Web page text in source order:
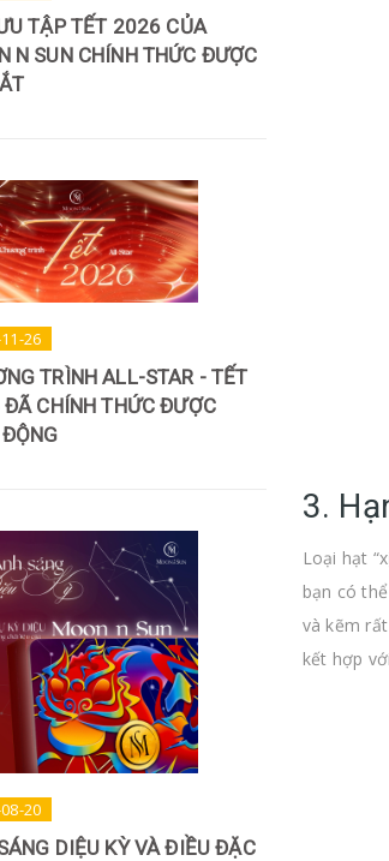
3.
Loại hạt
bạn có
và kẽm
kết hợp
TẬP TẾT 2026 CỦA
N SUN CHÍNH THỨC ĐƯỢC
26
TRÌNH ALL-STAR - TẾT
CHÍNH THỨC ĐƯỢC
20
DIỆU KỲ VÀ ĐIỀU ĐẶC